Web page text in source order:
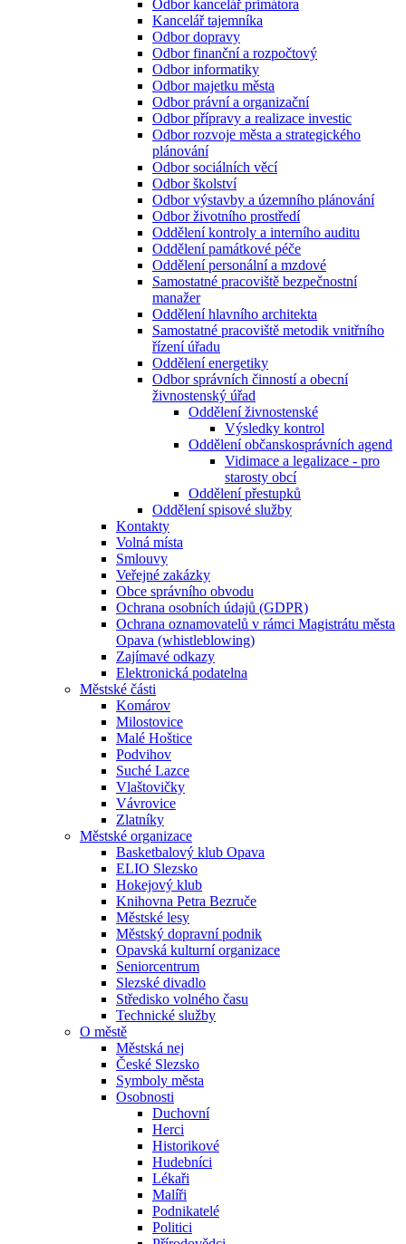
Odbor kancelář primátora
Kancelář tajemníka
Odbor dopravy
Odbor finanční a rozpočtový
Odbor informatiky
Odbor majetku města
Odbor právní a organizační
Odbor přípravy a realizace investic
Odbor rozvoje města a strategického
plánování
Odbor sociálních věcí
Odbor školství
Odbor výstavby a územního plánování
Odbor životního prostředí
Oddělení kontroly a interního auditu
Oddělení památkové péče
Oddělení personální a mzdové
Samostatné pracoviště bezpečnostní
manažer
Oddělení hlavního architekta
Samostatné pracoviště metodik vnitřního
řízení úřadu
Oddělení energetiky
Odbor správních činností a obecní
živnostenský úřad
Oddělení živnostenské
Výsledky kontrol
Oddělení občanskosprávních agend
Vidimace a legalizace - pro
starosty obcí
Oddělení přestupků
Oddělení spisové služby
Kontakty
Volná místa
Smlouvy
Veřejné zakázky
Obce správního obvodu
Ochrana osobních údajů (GDPR)
Ochrana oznamovatelů v rámci Magistrátu města
Opava (whistleblowing)
Zajímavé odkazy
Elektronická podatelna
Městské části
Komárov
Milostovice
Malé Hoštice
Podvihov
Suché Lazce
Vlaštovičky
Vávrovice
Zlatníky
Městské organizace
Basketbalový klub Opava
ELIO Slezsko
Hokejový klub
Knihovna Petra Bezruče
Městské lesy
Městský dopravní podnik
Opavská kulturní organizace
Seniorcentrum
Slezské divadlo
Středisko volného času
Technické služby
O městě
Městská nej
České Slezsko
Symboly města
Osobnosti
Duchovní
Herci
Historikové
Hudebníci
Lékaři
Malíři
Podnikatelé
Politici